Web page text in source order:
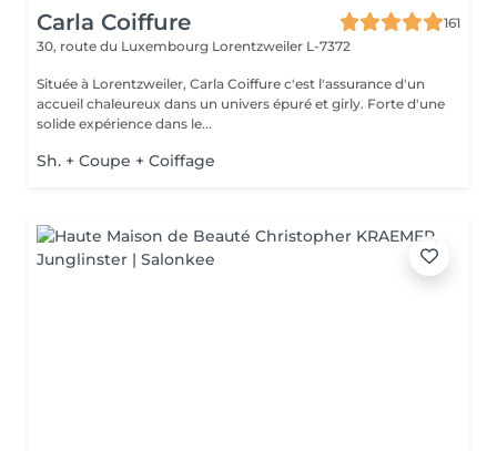
Carla Coiffure
161
30, route du Luxembourg Lorentzweiler L-7372
Située à Lorentzweiler, Carla Coiffure c'est l'assurance d'un
accueil chaleureux dans un univers épuré et girly. Forte d'une
solide expérience dans le...
Sh. + Coupe + Coiffage